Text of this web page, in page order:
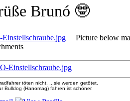
Brunó 🤓
Einstellschraube.jpg
Picture below
töten nicht, ...sie werden getötet.
Bulldog (Hanomag) fahren ist schöner.